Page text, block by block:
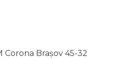
Corona Brașov 45-32